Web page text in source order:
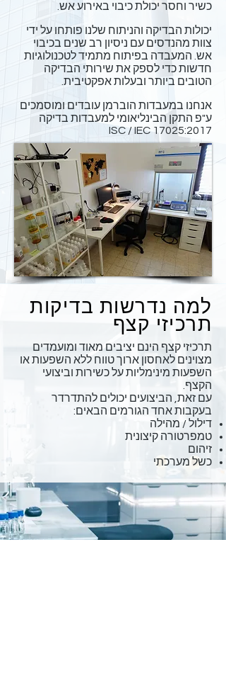
כשיר וחסר יכולת כיבוי באירוע אש.
יכולות הבדיקה והניתוח שלנו פותחו על ידי
צוות מהנדסים עם ניסיון רב שנים בכיבוי
אש. המעבדה בפיתוח מתמיד לטכנולוגיות
חדשות כדי לספק את שירותי הבדיקה
הטובים ביותר ובעלות אפקטיבית.
אנחנו במעבדות הוברמן עובדים ומוסמכים
ע"פ התקן הבינליאומי למעבדות בדיקה
ISC / IEC 17025:2017
למה נדרשות בדיקות
תרכיזי קצף
תרכיזי קצף הינם יציבים מאוד ומועמדים
מצוינים לאחסון ארוך טווח ללא השפעות או
השפעות מינימליות על כשירות וביצועי
הקצף.
עם זאת, הביצועים יכולים להתדרדר
בעקבות אחד הגורמים הבאים:
דילול / מהילה
טמפרטורה קיצונית
זיהום
כשל מערכתי